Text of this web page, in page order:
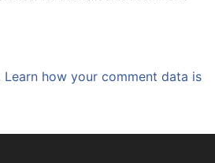
Learn how your comment data is